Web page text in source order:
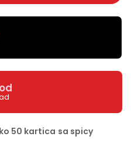
50 kartica sa spicy